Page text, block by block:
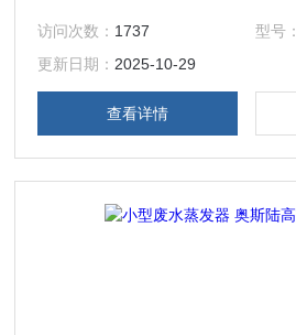
提供一个良好的条件。
访问次数： 1737 型号：
更新日期： 2025-10-29
查看详情